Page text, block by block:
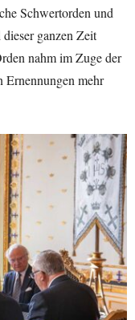
Schwertorden und
ganzen Zeit
nahm im Zuge der
Ernennungen mehr